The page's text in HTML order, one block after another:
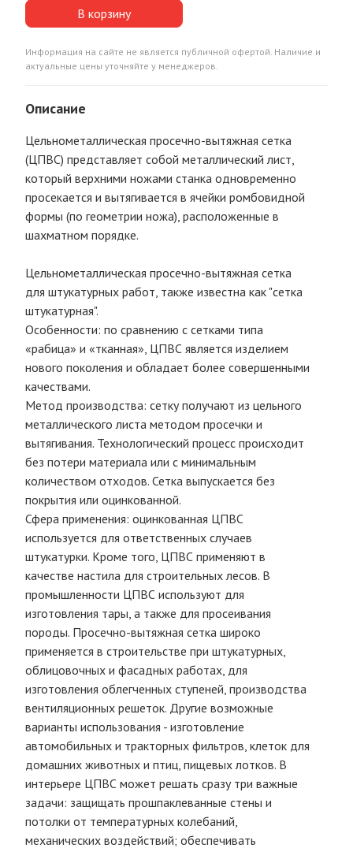
В корзину
Информация на сайте не является публичной офертой. Наличие и
актуальные цены уточняйте у менеджеров.
Описание
Цельнометаллическая просечно-вытяжная сетка
(ЦПВС) представляет собой металлический лист,
который верхними ножами станка одновременно
просекается и вытягивается в ячейки ромбовидной
формы (по геометрии ножа), расположенные в
шахматном порядке.
Цельнометаллическая просечно-вытяжная сетка
для штукатурных работ, также известна как "сетка
штукатурная".
Особенности: по сравнению с сетками типа
«рабица» и «тканная», ЦПВС является изделием
нового поколения и обладает более совершенными
качествами.
Метод производства: сетку получают из цельного
металлического листа методом просечки и
вытягивания. Технологический процесс происходит
без потери материала или с минимальным
количеством отходов. Сетка выпускается без
покрытия или оцинкованной.
Сфера применения: оцинкованная ЦПВС
используется для ответственных случаев
штукатурки. Кроме того, ЦПВС применяют в
качестве настила для строительных лесов. В
промышленности ЦПВС используют для
изготовления тары, а также для просеивания
породы. Просечно-вытяжная сетка широко
применяется в строительстве при штукатурных,
облицовочных и фасадных работах, для
изготовления облегченных ступеней, производства
вентиляционных решеток. Другие возможные
варианты использования - изготовление
автомобильных и тракторных фильтров, клеток для
домашних животных и птиц, пищевых лотков. В
интерьере ЦПВС может решать сразу три важные
задачи: защищать прошпаклеванные стены и
потолки от температурных колебаний,
механических воздействий; обеспечивать